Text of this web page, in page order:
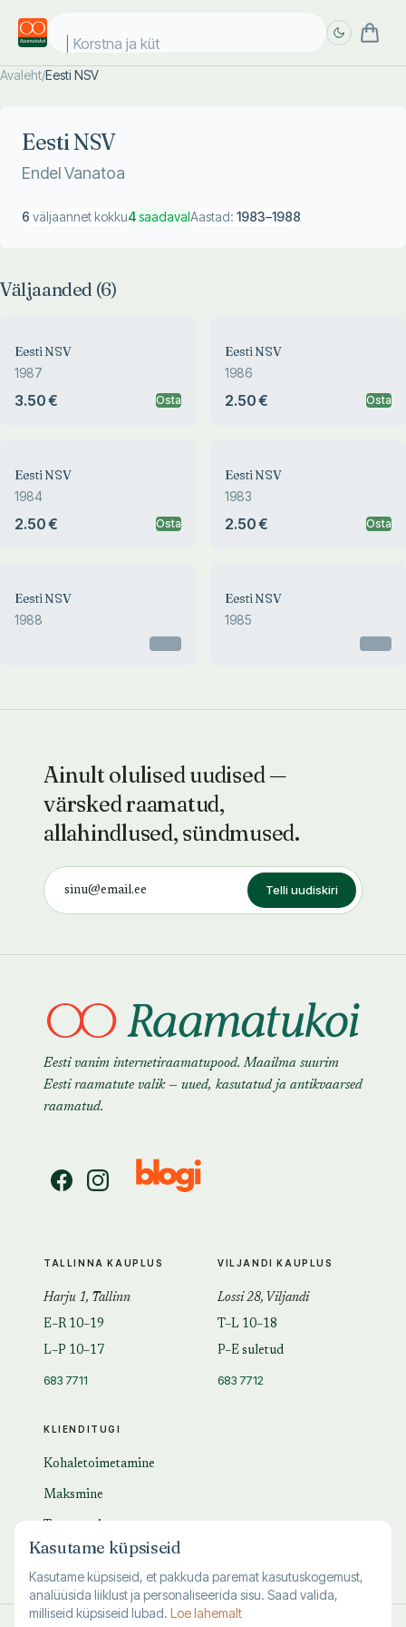
Korstna ja kütt
Avaleht/Eesti NSV
Eesti NSV
Endel Vanatoa
6 väljaannet kokku4saadavalAastad: 1983–1988
Väljaanded (6)
Eesti NSV
1987
3.50 € Osta
Eesti NSV
1986
2.50 € Osta
Eesti NSV
1984
2.50 € Osta
Eesti NSV
1983
2.50 € Osta
Eesti NSV
1988
Eesti NSV
1985
Ainult olulised uudised —
värsked raamatud,
allahindlused, sündmused.
Telli uudiskiri
Eesti vanim internetiraamatupood. Maailma suurim
Eesti raamatute valik — uued, kasutatud ja antikvaarsed
raamatud.
KLIENDITUGI
Kohaletoimetamine
Maksmine
KKK
TALLINNA KAUPLUS
Harju 1, Tallinn
E–R 10–19
L–P 10–17
683 7711
VILJANDI KAUPLUS
Lossi 28, Viljandi
T–L 10–18
P–E suletud
683 7712
Kasutame küpsiseid
Kasutame küpsiseid, et pakkuda paremat kasutuskogemust,
analüüsida liiklust ja personaliseerida sisu. Saad valida,
milliseid küpsiseid lubad. Loe lahemalt